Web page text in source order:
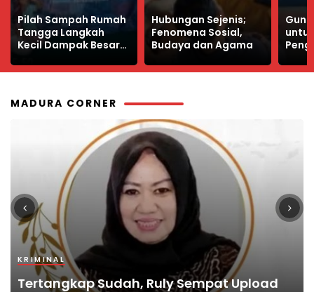
Hubungan Sejenis;
Fenomena Sosial,
Budaya dan Agama
Guna Materi PKWU
untuk SMK,
Pengantar Prakarya
Kelas XI
MADURA CORNER
KRIMINAL
Tertangkap Sudah, Ruly Sempat Upload
KRIMINAL
Terungkap, Autopsi ASN Bangkalan
PENDIDIKAN
Bangkalan Terbitkan Pedoman Pelayanan
TOKOH
POJOK MADURA